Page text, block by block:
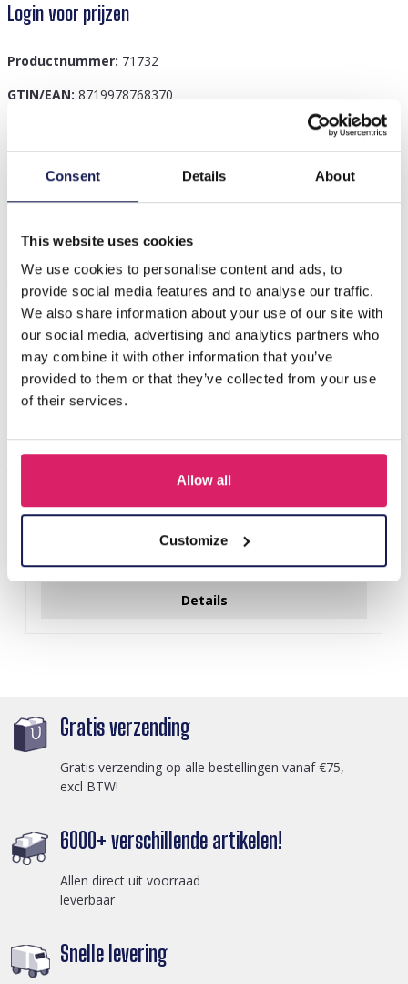
Consent Details About
This website uses cookies
We use cookies to personalise content and ads, to
provide social media features and to analyse our traffic.
We also share information about your use of our site with
our social media, advertising and analytics partners who
may combine it with other information that you’ve
provided to them or that they’ve collected from your use
of their services.
Allow all
Customize
Login voor prijzen
Productnummer: 71732
GTIN/EAN: 8719978768370
Beschrijving
A-F7.4 ANK2620-047 Enkelbandjesset 3-delig Blauw
Anderen kochten ook
Login voor prijzen
Details
Gratis verzending
Gratis verzending op alle bestellingen vanaf €75,-
excl BTW!
6000+ verschillende artikelen!
Allen direct uit voorraad
leverbaar
Snelle levering